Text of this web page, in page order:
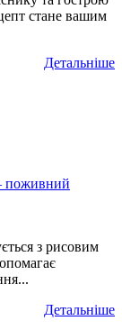
стане вашим
Детальніше
поживний
з рисовим
Детальніше